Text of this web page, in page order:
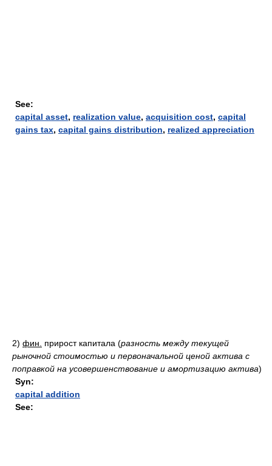
See:
capital asset, realization value, acquisition cost, capital
gains tax, capital gains distribution, realized appreciation
2) фин. прирост капитала (разность между текущей
рыночной стоимостью и первоначальной ценой актива с
поправкой на усовершенствование и амортизацию актива)
Syn:
capital addition
See: